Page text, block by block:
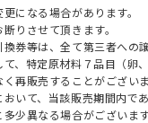
になる場合があります。
りさせて頂きます。
券等は、全て第三者への
、特定原材料７品目（卵
再販売することがござい
いて、当該販売期間内で
少異なる場合がございます